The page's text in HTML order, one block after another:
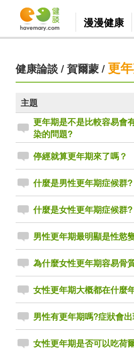
漫漫健康
健康論談/賀爾蒙/ 更
主題
更年期是不是比較容易會
染的問題?
停經就算更年期來了嗎？
什麼是男性更年期症候群?
什麼是女性更年期症候群?
男性更年期最明顯是性慾
為什麼女性更年期容易骨
女性更年期大概都在什麼
男性有更年期嗎?症狀會
女性更年期是否可以吃荷